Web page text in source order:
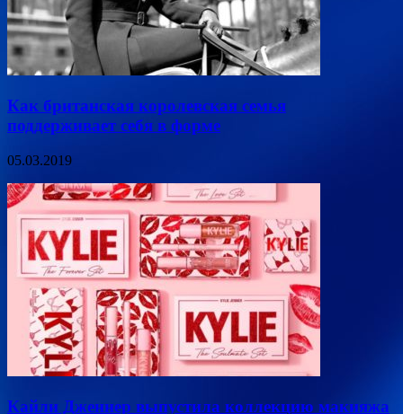
Как британская королевская семья
поддерживает себя в форме
05.03.2019
Кайли Дженнер выпустила коллекцию макияжа